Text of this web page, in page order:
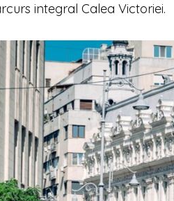
integral Calea Victoriei.